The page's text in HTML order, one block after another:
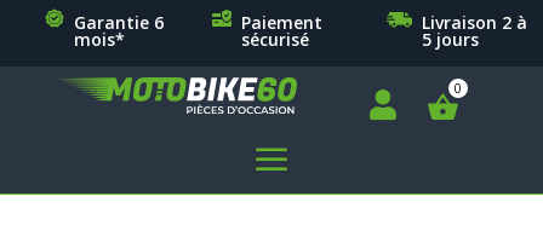
Garantie 6
mois*
Paiement
sécurisé
Livraison 2 à
5 jours

a